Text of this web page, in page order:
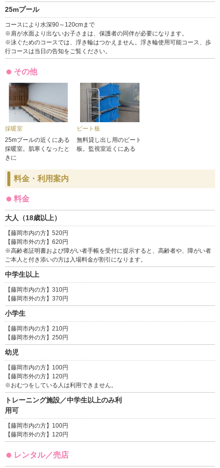
25mプール
コースにより水深90～120cmまで
※肩が水面より出ないお子さまは、保護者の同伴が必要になります。
※泳ぐためのコースでは、浮き輪はつかえません。浮き輪使用可能コース、歩
行コースは当日の告知をご覧ください。
その他
採暖室
25mプールの近くにある
採暖室。肌寒くなったと
きに
ビート板
無料貸し出し用のビート
板。監視室近くにある
料金・利用案内
料金
大人（18歳以上）
【藤岡市内の方】520円
【藤岡市外の方】620円
※高齢者証明書および障がい者手帳を受付に提示すると、高齢者や、障がい者
ご本人と付き添いの方は入場料金が割引になります。
中学生以上
【藤岡市内の方】310円
【藤岡市外の方】370円
小学生
【藤岡市内の方】210円
【藤岡市外の方】250円
幼児
【藤岡市内の方】100円
【藤岡市外の方】120円
※おむつをしている人は利用できません。
トレーニング施設／中学生以上のみ利
用可
【藤岡市内の方】100円
【藤岡市外の方】120円
レンタル／売店